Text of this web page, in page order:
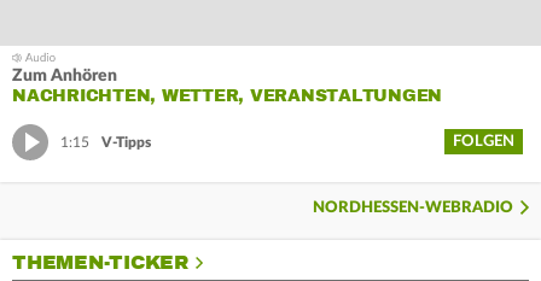
Zum Anhören
NACHRICHTEN, WETTER, VERANSTALTUNGEN
1:15 V-Tipps FOLGEN
NORDHESSEN-WEBRADIO
THEMEN-TICKER